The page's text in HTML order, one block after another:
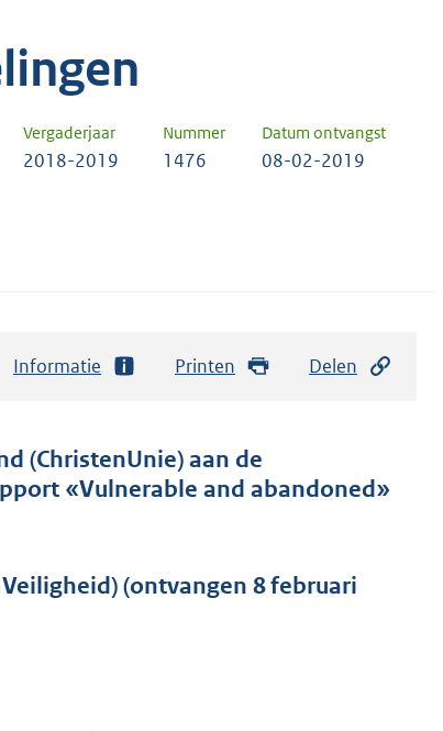
Vergaderjaar Nummer Datum ontvangst
2018-2019 1476 08-02-2019
Informatie Printen Delen
(ChristenUnie) aan de
«Vulnerable and abandoned»
(ontvangen 8 februari